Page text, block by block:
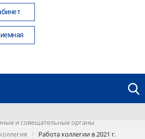
и совещательные органы
Работа коллегии в 2021 г.